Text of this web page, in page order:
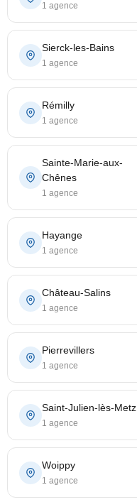
1 agence
Sierck-les-Bains
1 agence
Rémilly
1 agence
Sainte-Marie-aux-
Chênes
1 agence
Hayange
1 agence
Château-Salins
1 agence
Pierrevillers
1 agence
Saint-Julien-lès-Metz
1 agence
Woippy
1 agence